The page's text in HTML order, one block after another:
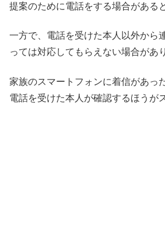
提案のために電話をする場合がある
一方で、電話を受けた本人以外から
っては対応してもらえない場合があ
家族のスマートフォンに着信があっ
電話を受けた本人が確認するほうが